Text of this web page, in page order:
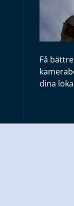
Få
dina